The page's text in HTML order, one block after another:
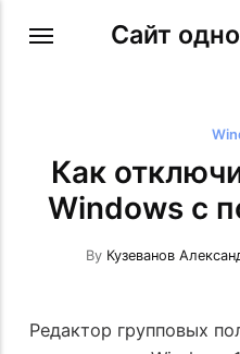
Сайт
Как
Windows с
By Кузеванов
Редактор групповых